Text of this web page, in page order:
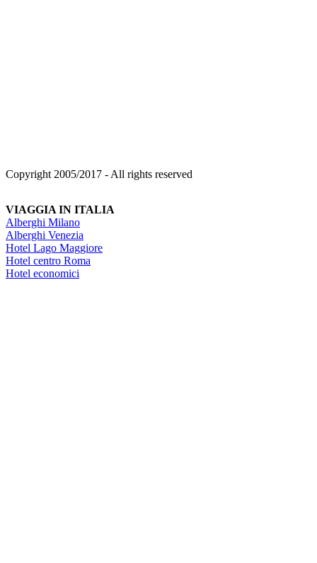
Copyright 2005/2017 - All rights reserved
VIAGGIA IN ITALIA
Alberghi Milano
Alberghi Venezia
Hotel Lago Maggiore
Hotel centro Roma
Hotel economici